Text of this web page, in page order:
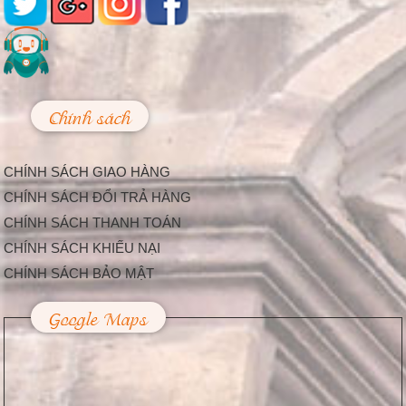
khắc và báu vật gây
kinh ngạc ở đền cổ
Linh Kiếm
Trải qua thời gian,
mặc dù đã xuống
cấp, nhưng đền Linh
Kiếm ở...
Làm Thế Nào Để
Trang Trí Sự Kiện,
Lễ Hội Bắt Mắt Và
Độc Đáo
Hiện nay, càng ngày
càng có nhiều công ty
tổ chức sự kiện được...
Trang Trí Lễ Hội –
Nhu Cầu Tất Yếu
Trong Cuộc Sống
Hiện Nay
Dịp lễ hội là thời điểm
mà hầu hết người dân
thường chi tiêu...
Chính sách
CHÍNH SÁCH GIAO HÀNG
CHÍNH SÁCH ĐỔI TRẢ HÀNG
CHÍNH SÁCH THANH TOÁN
CHÍNH SÁCH KHIẾU NẠI
CHÍNH SÁCH BẢO MẬT
Google Maps